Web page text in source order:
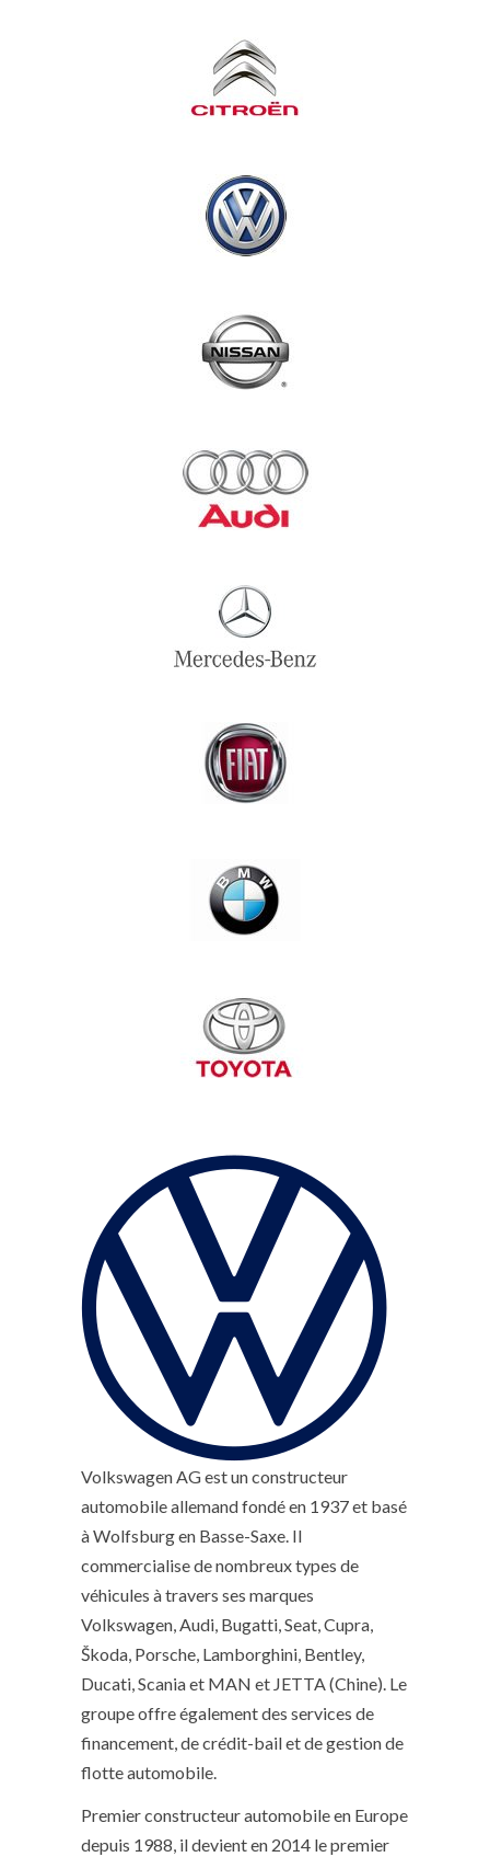
Volkswagen AG est un constructeur
automobile allemand fondé en 1937 et basé
à Wolfsburg en Basse-Saxe. Il
commercialise de nombreux types de
véhicules à travers ses marques
Volkswagen, Audi, Bugatti, Seat, Cupra,
Škoda, Porsche, Lamborghini, Bentley,
Ducati, Scania et MAN et JETTA (Chine). Le
groupe offre également des services de
financement, de crédit-bail et de gestion de
flotte automobile.
Premier constructeur automobile en Europe
depuis 1988, il devient en 2014 le premier